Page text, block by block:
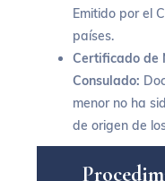
Emitido por el
países.
Certificado de
Consulado:
menor no ha
de origen de
Procedim